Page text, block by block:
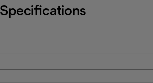
Specifications